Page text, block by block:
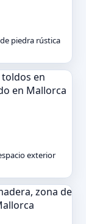
piedra rústica
exterior